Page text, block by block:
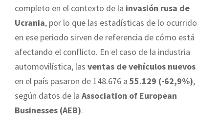
completo en el contexto de la invasión rusa de
Ucrania, por lo que las estadísticas de lo ocurrido
en ese periodo sirven de referencia de cómo está
afectando el conflicto. En el caso de la industria
automovilística, las ventas de vehículos nuevos
en el país pasaron de 148.676 a 55.129 (-62,9%),
según datos de la Association of European
Businesses (AEB).